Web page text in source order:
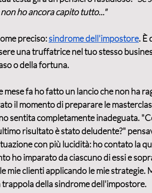
ho ancora capito tutto..."
preciso: sindrome dell'impostore. È
una truffatrice nel tuo stesso
o della fortuna.
mese fa ho fatto un lancio che non ha
il momento di preparare le
sentita completamente inadeguata.
risultato è stato deludente?"
con più lucidità: ho contato la
ho imparato da ciascuno di essi e
clienti applicando le mie strategie.
della sindrome dell'impostore.